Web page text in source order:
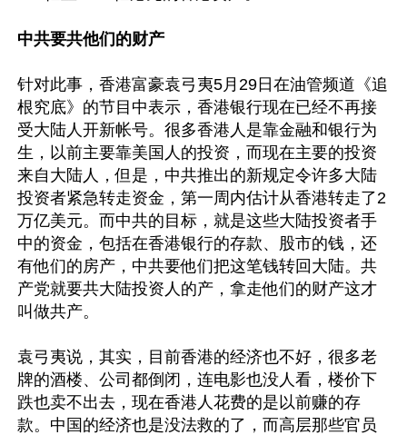
中共要共他们的财产
针对此事，香港富豪袁弓夷5月29日在油管频道《追
根究底》的节目中表示，香港银行现在已经不再接
受大陆人开新帐号。很多香港人是靠金融和银行为
生，以前主要靠美国人的投资，而现在主要的投资
来自大陆人，但是，中共推出的新规定令许多大陆
投资者紧急转走资金，第一周内估计从香港转走了2
万亿美元。而中共的目标，就是这些大陆投资者手
中的资金，包括在香港银行的存款、股市的钱，还
有他们的房产，中共要他们把这笔钱转回大陆。共
产党就要共大陆投资人的产，拿走他们的财产这才
叫做共产。
袁弓夷说，其实，目前香港的经济也不好，很多老
牌的酒楼、公司都倒闭，连电影也没人看，楼价下
跌也卖不出去，现在香港人花费的是以前赚的存
款。中国的经济也是没法救的了，而高层那些官员